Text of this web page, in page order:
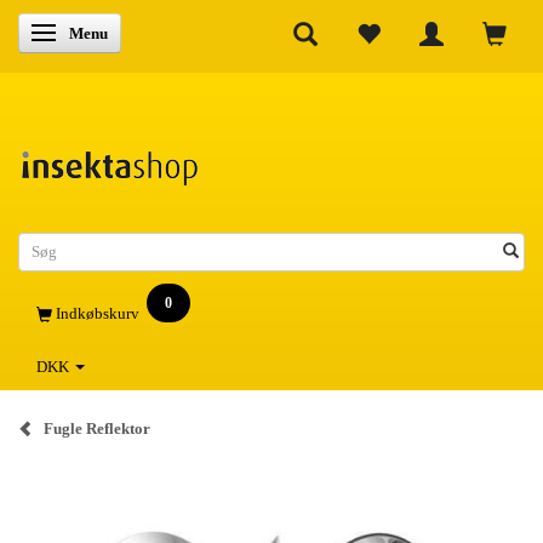
Skifte navigation
Menu
Indkøbskurv
0
DKK
Fugle Reflektor